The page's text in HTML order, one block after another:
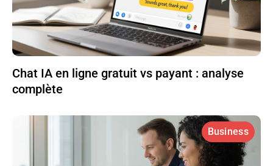
Chat IA en ligne gratuit vs payant : analyse
complète
Business